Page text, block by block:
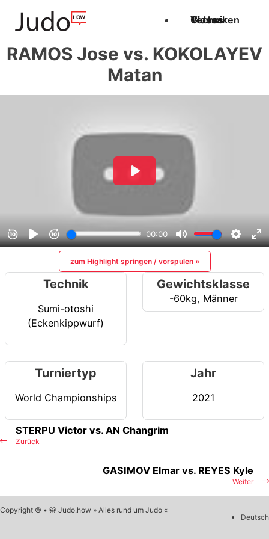
Techniken
Videos
Glossar
RAMOS Jose vs. KOKOLAYEV
Matan
zum Highlight springen / vorspulen »
Technik
Sumi-otoshi
(Eckenkippwurf)
Gewichtsklasse
-60kg, Männer
Turniertyp
World Championships
Jahr
2021
Zurück
STERPU Victor vs. AN Changrim
Weiter
GASIMOV Elmar vs. REYES Kyle
Copyright © • 🥋 Judo.how » Alles rund um Judo «
Deutsch